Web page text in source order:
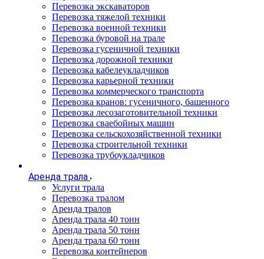
Перевозка экскаваторов
Перевозка тяжелой техники
Перевозка военной техники
Перевозка буровой на трале
Перевозка гусеничной техники
Перевозка дорожной техники
Перевозка кабелеукладчиков
Перевозка карьерной техники
Перевозка коммерческого транспорта
Перевозка кранов: гусеничного, башенного
Перевозка лесозаготовительной техники
Перевозка сваебойных машин
Перевозка сельскохозяйственной техники
Перевозка строительной техники
Перевозка трубоукладчиков
Аренда трала
Услуги трала
Перевозка тралом
Аренда тралов
Аренда трала 40 тонн
Аренда трала 50 тонн
Аренда трала 60 тонн
Перевозка контейнеров